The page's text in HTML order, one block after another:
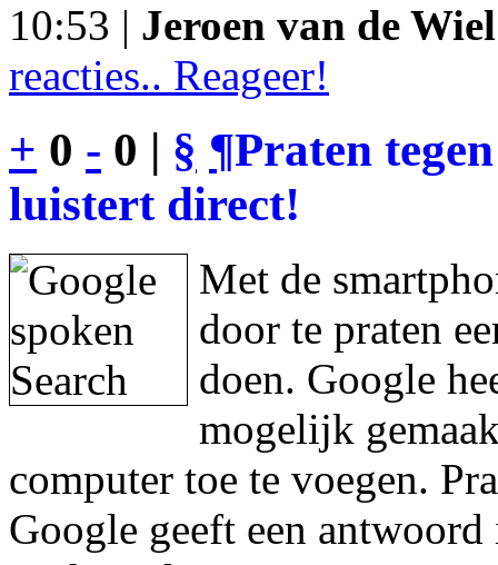
10:53 | Jeroen van de Wiel
reacties.. Reageer!
+ 0 - 0 | § ¶Praten
luistert direct!
Met de
door te praten
doen. Google
mogelijk
computer toe te voegen.
Google geeft een